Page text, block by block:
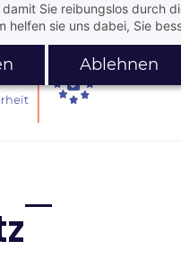
Sie reibungslos durch
helfen sie uns dabei, Sie
Ablehnen